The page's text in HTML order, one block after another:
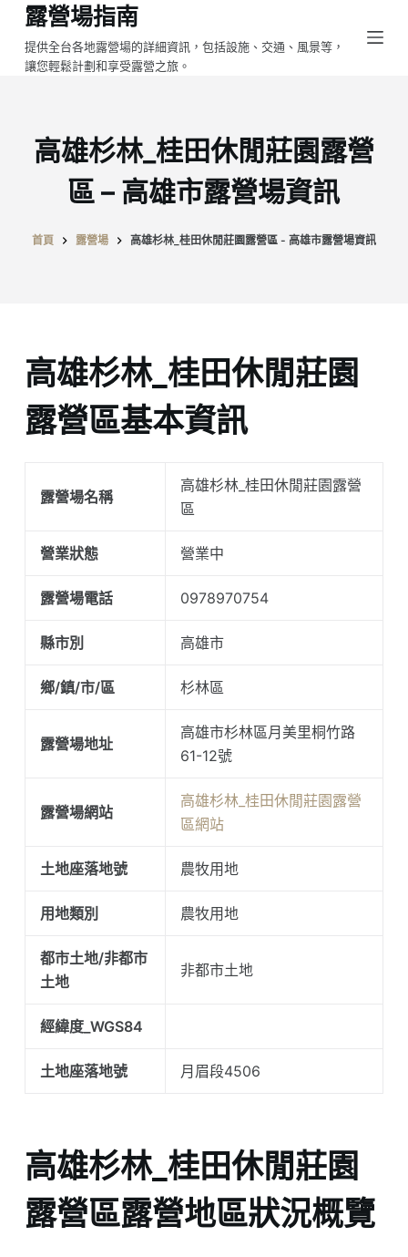
跳
至
主
露營場指南
提供全台各地露營場的詳細資訊，包括設施、交通、風景等，
讓您輕鬆計劃和享受露營之旅。
高雄杉林_桂田休閒莊園露營
區 – 高雄市露營場資訊
首頁 露營場 高雄杉林_桂田休閒莊園露營區 - 高雄市露營場資訊
高雄杉林_桂田休閒莊園
露營區基本資訊
露營場名稱
高雄杉林_桂田休閒莊園露營
區
營業狀態 營業中
露營場電話 0978970754
縣市別 高雄市
鄉/鎮/市/區 杉林區
露營場地址
高雄市杉林區月美里桐竹路
61-12號
露營場網站
高雄杉林_桂田休閒莊園露營
區網站
土地座落地號 農牧用地
用地類別 農牧用地
都市土地/非都市
土地
非都市土地
經緯度_WGS84
土地座落地號 月眉段4506
高雄杉林_桂田休閒莊園
露營區露營地區狀況概覽